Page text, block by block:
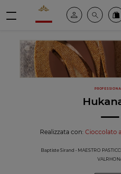
Valrhona - Imaginons le meilleur du
Il mio account
Cerca
Realizzata con: Cioccolato
Baptiste Sirand - MAESTRO